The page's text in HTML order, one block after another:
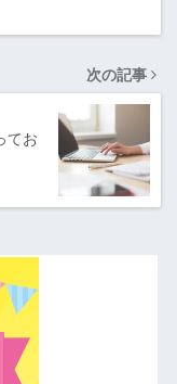
次の記事
てお